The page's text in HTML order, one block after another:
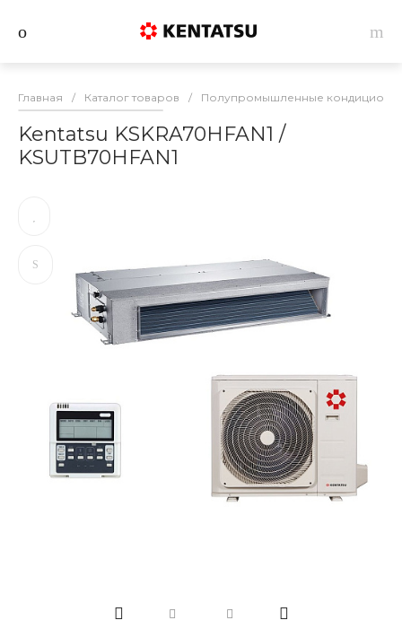
Главная / Каталог товаров / Полупромышленные
Kentatsu KSKRA70HFAN1 /
KSUTB70HFAN1